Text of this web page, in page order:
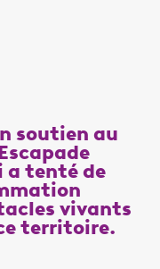
soutien au
a tenté de
vivants
territoire.